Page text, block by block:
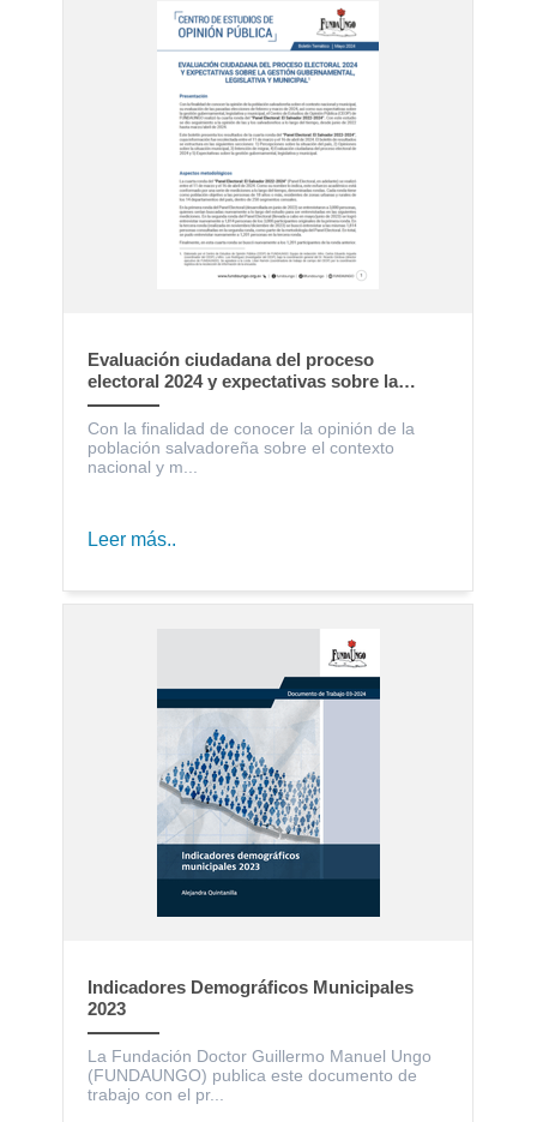
Evaluación ciudadana del proceso
electoral 2024 y expectativas sobre la
gestión gubernamental, legislativa y
municipal
Con la finalidad de conocer la opinión de la
población salvadoreña sobre el contexto
nacional y m...
Leer más..
Indicadores Demográficos Municipales
2023
La Fundación Doctor Guillermo Manuel Ungo
(FUNDAUNGO) publica este documento de
trabajo con el pr...